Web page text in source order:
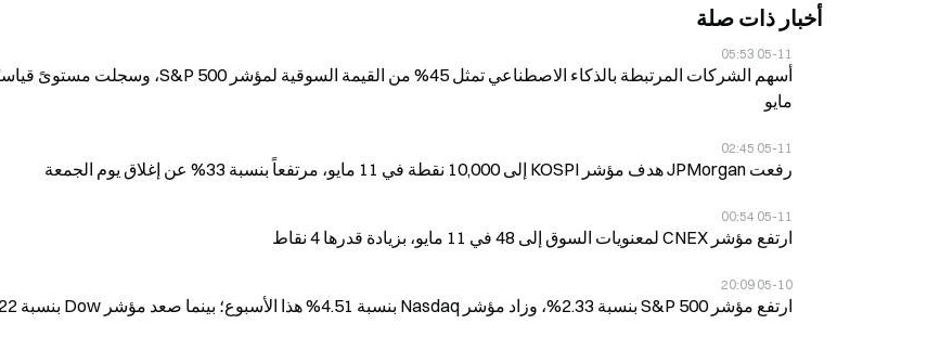
أخبار ذات صلة
05-11 05:53
مايو
05-11 02:45
رفعت JPMorgan هدف مؤشر KOSPI إلى 10,000 نقطة في 11 مايو، مرتفعاً بنسبة 33% عن إغلاق يوم الجمعة
05-11 00:54
ارتفع مؤشر CNEX لمعنويات السوق إلى 48 في 11 مايو، بزيادة قدرها 4 نقاط
05-10 20:09
ارتفع مؤشر S&P 500 بنسبة 2.33%، وزاد مؤشر Nasdaq بنسبة 4.51% هذا الأسبوع؛ بينما صعد مؤشر Dow بنسبة 0.22%